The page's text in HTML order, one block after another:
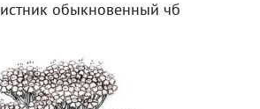
обыкновенный чб